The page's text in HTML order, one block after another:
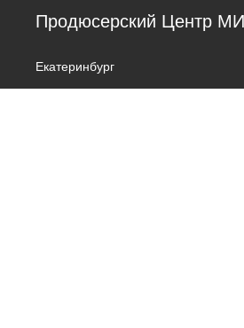
Продюсерский Центр
Екатеринбург